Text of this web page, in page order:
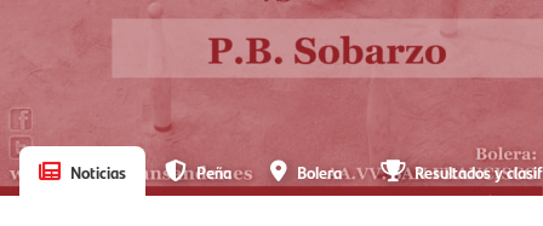
Noticias Peña Bolera Resultados y